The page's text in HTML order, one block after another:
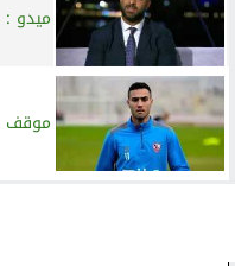
ميدو :
موقف